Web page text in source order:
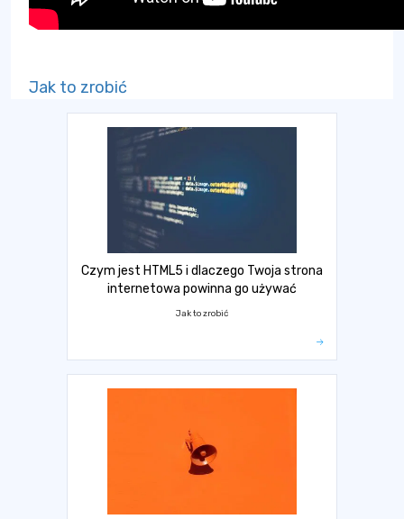
Jak to zrobić
Czym jest HTML5 i dlaczego Twoja strona
internetowa powinna go używać
Jak to zrobić